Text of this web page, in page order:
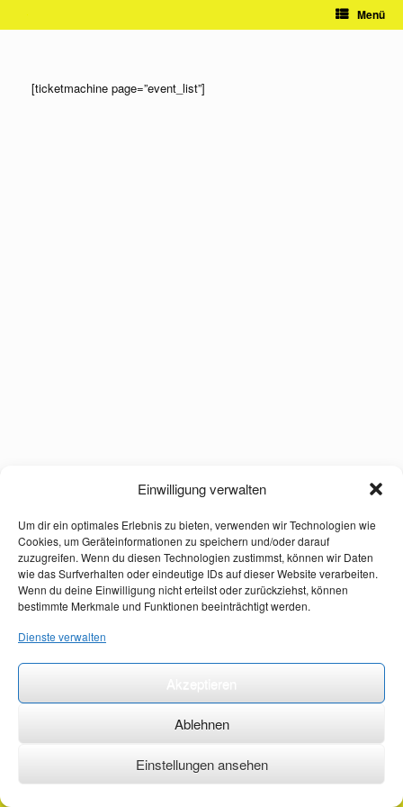
Einwilligung verwalten
Um dir ein optimales Erlebnis zu bieten, verwenden wir Technologien wie
Cookies, um Geräteinformationen zu speichern und/oder darauf
zuzugreifen. Wenn du diesen Technologien zustimmst, können wir Daten
wie das Surfverhalten oder eindeutige IDs auf dieser Website verarbeiten.
Wenn du deine Einwilligung nicht erteilst oder zurückziehst, können
bestimmte Merkmale und Funktionen beeinträchtigt werden.
Dienste verwalten
Ablehnen
Einstellungen ansehen
Menü
[ticketmachine page=”event_list”]
©2026 ·erstehilfekurs-mauch.de ·AGB ·Datenschutzerklärung ·Impressum ·